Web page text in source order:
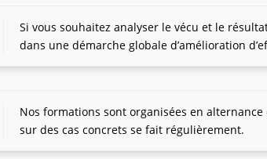
Si vous souhaitez analyser le vécu et le
dans une démarche globale d’amélioration
Nos formations sont organisées en
sur des cas concrets se fait régulièrement.